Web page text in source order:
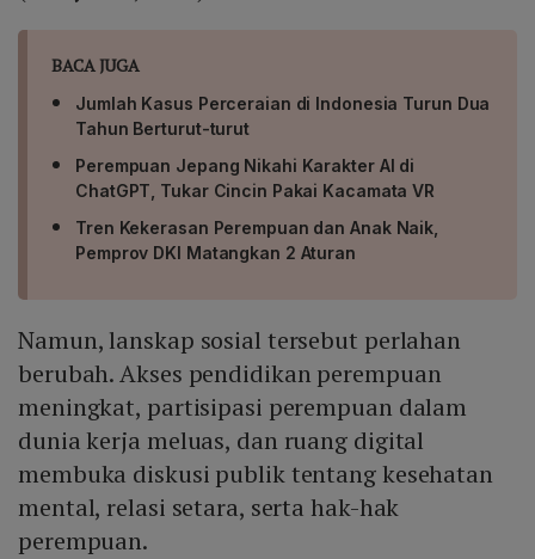
BACA JUGA
Jumlah Kasus Perceraian di Indonesia Turun Dua
Tahun Berturut-turut
Perempuan Jepang Nikahi Karakter AI di
ChatGPT, Tukar Cincin Pakai Kacamata VR
Tren Kekerasan Perempuan dan Anak Naik,
Pemprov DKI Matangkan 2 Aturan
Namun, lanskap sosial tersebut perlahan
berubah. Akses pendidikan perempuan
meningkat, partisipasi perempuan dalam
dunia kerja meluas, dan ruang digital
membuka diskusi publik tentang kesehatan
mental, relasi setara, serta hak-hak
perempuan.